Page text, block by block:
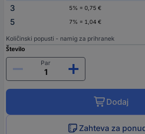
3
5% = 0,75 €
5
7% = 1,04 €
Količinski popusti - namig za prihranek
Število
Par
Dodaj
Zahteva za